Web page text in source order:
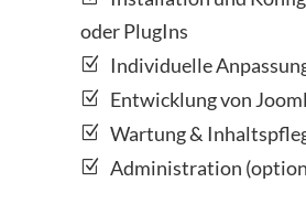
oder PlugIns
Individuelle
Entwicklung von
Wartung &
Administration